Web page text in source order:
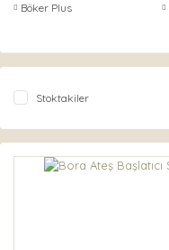
Böker Plus
Stoktakiler